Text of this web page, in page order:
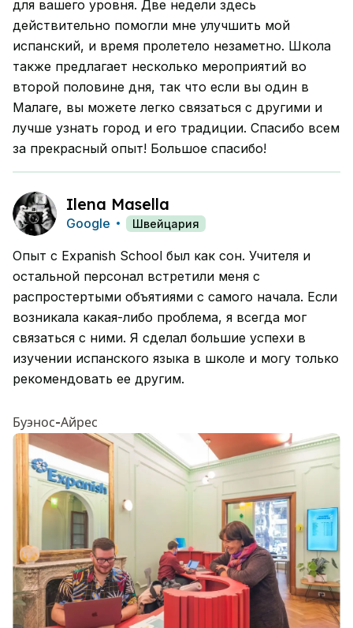
для вашего уровня. Две недели здесь
действительно помогли мне улучшить мой
испанский, и время пролетело незаметно. Школа
также предлагает несколько мероприятий во
второй половине дня, так что если вы один в
Малаге, вы можете легко связаться с другими и
лучше узнать город и его традиции. Спасибо всем
за прекрасный опыт! Большое спасибо!
Ilena Masella
Google Швейцария
Опыт с Expanish School был как сон. Учителя и
остальной персонал встретили меня с
распростертыми объятиями с самого начала. Если
возникала какая-либо проблема, я всегда мог
связаться с ними. Я сделал большие успехи в
изучении испанского языка в школе и могу только
рекомендовать ее другим.
Буэнос-Айрес